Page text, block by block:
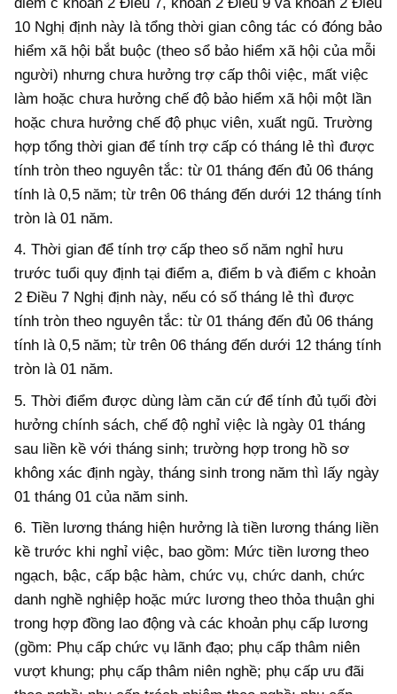
10 Nghị định này là tổng thời gian công tác có đóng bảo
hiểm xã hội bắt buộc (theo sổ bảo hiểm xã hội của mỗi
người) nhưng chưa hưởng trợ cấp thôi việc, mất việc
làm hoặc chưa hưởng chế độ bảo hiểm xã hội một lần
hoặc chưa hưởng chế độ phục viên, xuất ngũ. Trường
hợp tổng thời gian để tính trợ cấp có tháng lẻ thì được
tính tròn theo nguyên tắc: từ 01 tháng đến đủ 06 tháng
tính là 0,5 năm; từ trên 06 tháng đến dưới 12 tháng tính
tròn là 01 năm.
4. Thời gian để tính trợ cấp theo số năm nghỉ hưu
trước tuổi quy định tại điểm a, điểm b và điểm c khoản
2 Điều 7 Nghị định này, nếu có số tháng lẻ thì được
tính tròn theo nguyên tắc: từ 01 tháng đến đủ 06 tháng
tính là 0,5 năm; từ trên 06 tháng đến dưới 12 tháng tính
tròn là 01 năm.
5. Thời điểm được dùng làm căn cứ để tính đủ tụối đời
hưởng chính sách, chế độ nghỉ việc là ngày 01 tháng
sau liền kề với tháng sinh; trường hợp trong hồ sơ
không xác định ngày, tháng sinh trong năm thì lấy ngày
01 tháng 01 của năm sinh.
6. Tiền lương tháng hiện hưởng là tiền lương tháng liền
kề trước khi nghỉ việc, bao gồm: Mức tiền lương theo
ngạch, bậc, cấp bậc hàm, chức vụ, chức danh, chức
danh nghề nghiệp hoặc mức lương theo thỏa thuận ghi
trong hợp đồng lao động và các khoản phụ cấp lương
(gồm: Phụ cấp chức vụ lãnh đạo; phụ cấp thâm niên
vượt khung; phụ cấp thâm niên nghề; phụ cấp ưu đãi